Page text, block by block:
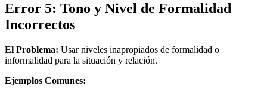
Error 5: Tono y Nivel de Formalidad
Incorrectos
El Problema: Usar niveles inapropiados de formalidad o
informalidad para la situación y relación.
Ejemplos Comunes: